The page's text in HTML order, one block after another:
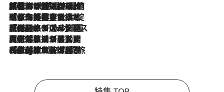
2026.8.6
「荷物が増えるほど旅ストレスは増す」美容ジャーナリストがたどり着いた最終結論。“化粧品を劇的に減らす”感動の凝縮美容とは
2026.8.6
「旅先には金髪ウィッグを持参」日本と同じメイクでは損してる!? 美容ジャーナリストが提案する“掟破りの旅美容”とは
2026.8.6
【厳選旅コスメ】「身軽さ＆UV対策重視！」ヘアアーティストshucoが選んだ夏旅ベストコスメを発表【Mサイズジップ】
2026.8.5
【厳選旅コスメ】国内をあちこち移動する河井菜摘が選んだ夏旅ベストコスメ発表！「リラックスアイテムはマスト」【Mサイズジップ】
2026.8.4
【厳選旅コスメ】「紫外線＆乾燥対策しながらメイク感も！」ヘア＆メイクGeorgeが選んだ夏旅ベストコスメを発表！【Mサイズジップ】